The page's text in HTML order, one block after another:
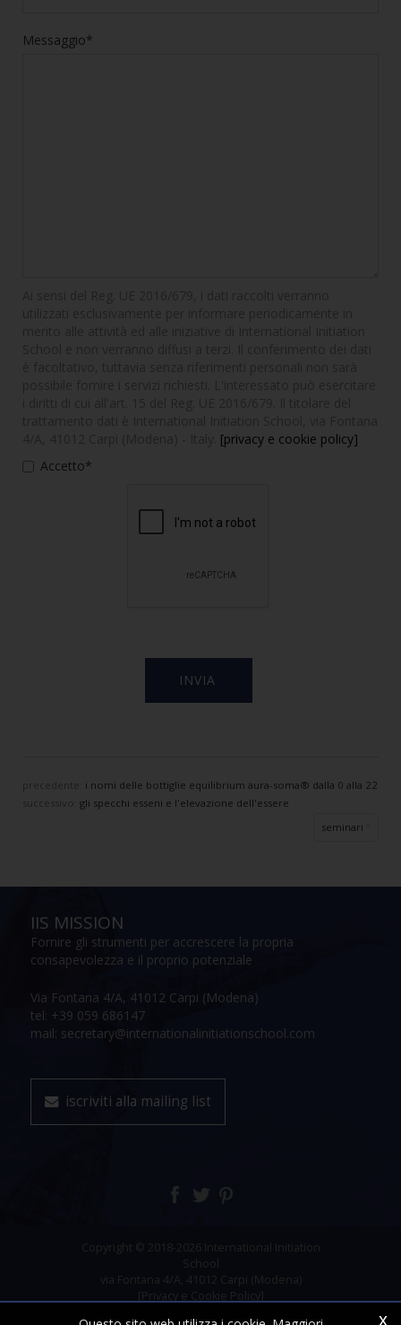
Messaggio*
[privacy e cookie policy]
Accetto*
precedente: i nomi delle bottiglie equilibrium aura-soma® dalla 0 alla 22
gli specchi esseni e l'elevazione dell'essere
seminari
IIS MISSION
Fornire gli strumenti per accrescere la propria
consapevolezza e il proprio potenziale
Via Fontana 4/A, 41012 Carpi (Modena)
tel: +39 059 686147
mail: secretary@internationalinitiationschool.com
iscriviti alla mailing list
Copyright © 2018-2026 International Initiation
School
via Fontana 4/A, 41012 Carpi (Modena)
[Privacy e Cookie Policy]
x